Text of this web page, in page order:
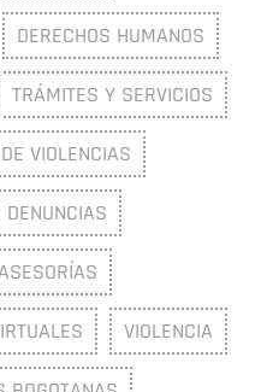
DERECHOS HUMANOS
TRÁMITES Y SERVICIOS
VIOLENCIAS
DENUNCIAS
VIOLENCIA